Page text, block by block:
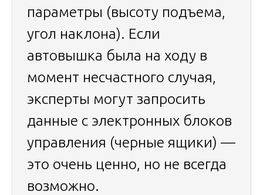
параметры (высоту подъема,
угол наклона). Если
автовышка была на ходу в
момент несчастного случая,
эксперты могут запросить
данные с электронных блоков
управления (черные ящики) —
это очень ценно, но не всегда
возможно.